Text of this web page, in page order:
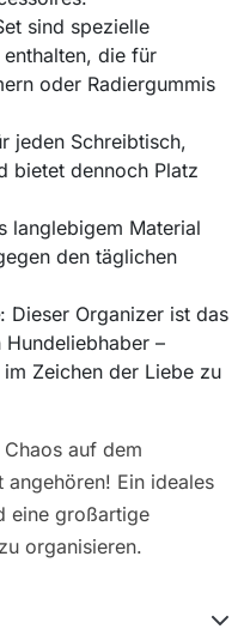
sind spezielle
die für
oder Radiergummis
jeden Schreibtisch,
bietet dennoch Platz
langlebigem Material
den täglichen
: Dieser Organizer ist das
–
Zeichen der Liebe zu
auf dem
angehören! Ein ideales
eine großartige
organisieren.